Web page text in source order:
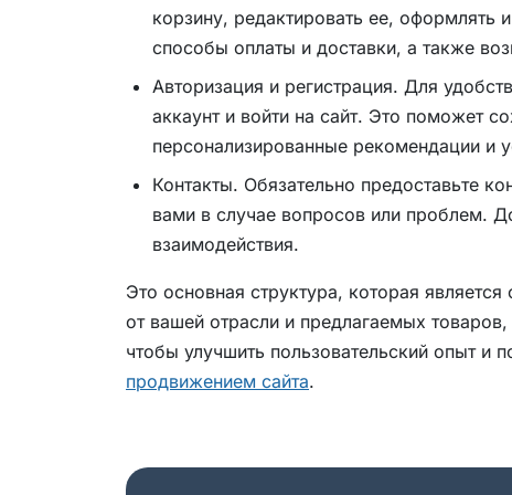
корзину, редактировать ее, оформлять
способы оплаты и доставки, а также
Авторизация и регистрация. Для
аккаунт и войти на сайт. Это поможет
персонализированные рекомендации и
Контакты. Обязательно предоставьте
вами в случае вопросов или проблем.
взаимодействия.
Это основная структура, которая
от вашей отрасли и предлагаемых
чтобы улучшить пользовательский опыт и
продвижением сайта.